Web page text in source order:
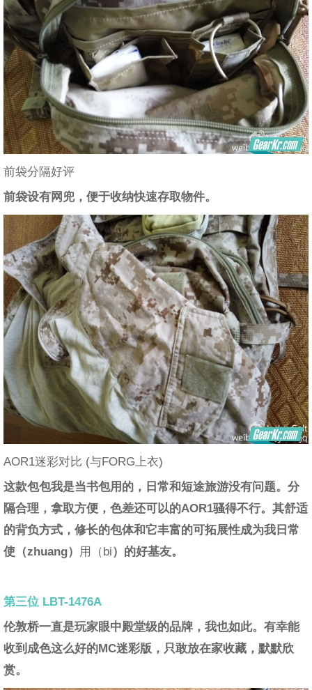
前袋分隔好评
前袋设有网兜，便于收纳快速存取物件。
AOR1迷彩对比 (与FORG上衣)
这款包包我是当书包用的，日常和短途旅游没有问题。分
隔合理，拿取方便，色差还可以的AOR1骚得不行。其舒适
的背负方式，修长的包体和它丰富的可拓展性成为我日常
使（zhuang） 用（bi）的好基友。
第三位 LBT-1476A
伦敦桥一直是玩家眼中殿堂级的品牌，我也如此。有幸能
收到成色这么好的MC迷彩版，只敢放在家收藏，默默欣
赏。